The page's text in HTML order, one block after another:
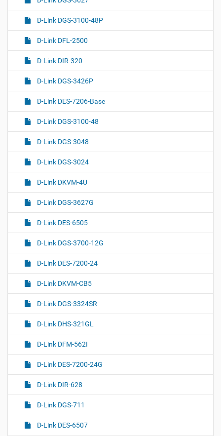
D-Link DGS-3100-48P
D-Link DFL-2500
D-Link DIR-320
D-Link DGS-3426P
D-Link DES-7206-Base
D-Link DGS-3100-48
D-Link DGS-3048
D-Link DGS-3024
D-Link DKVM-4U
D-Link DGS-3627G
D-Link DES-6505
D-Link DGS-3700-12G
D-Link DES-7200-24
D-Link DKVM-CB5
D-Link DGS-3324SR
D-Link DHS-321GL
D-Link DFM-562I
D-Link DES-7200-24G
D-Link DIR-628
D-Link DGS-711
D-Link DES-6507